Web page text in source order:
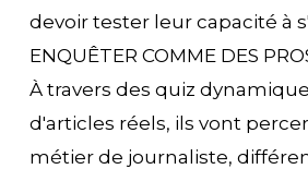
devoir tester leur capacité à
ENQUÊTER COMME DES
À travers des quiz
d'articles réels, ils vont
métier de journaliste,